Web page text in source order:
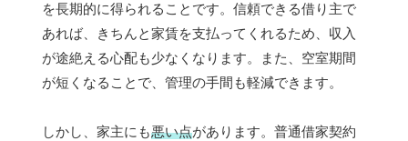
を長期的に得られることです。信頼できる借り主で
あれば、きちんと家賃を支払ってくれるため、収入
が途絶える心配も少なくなります。また、空室期間
が短くなることで、管理の手間も軽減できます。
しかし、家主にも悪い点があります。普通借家契約